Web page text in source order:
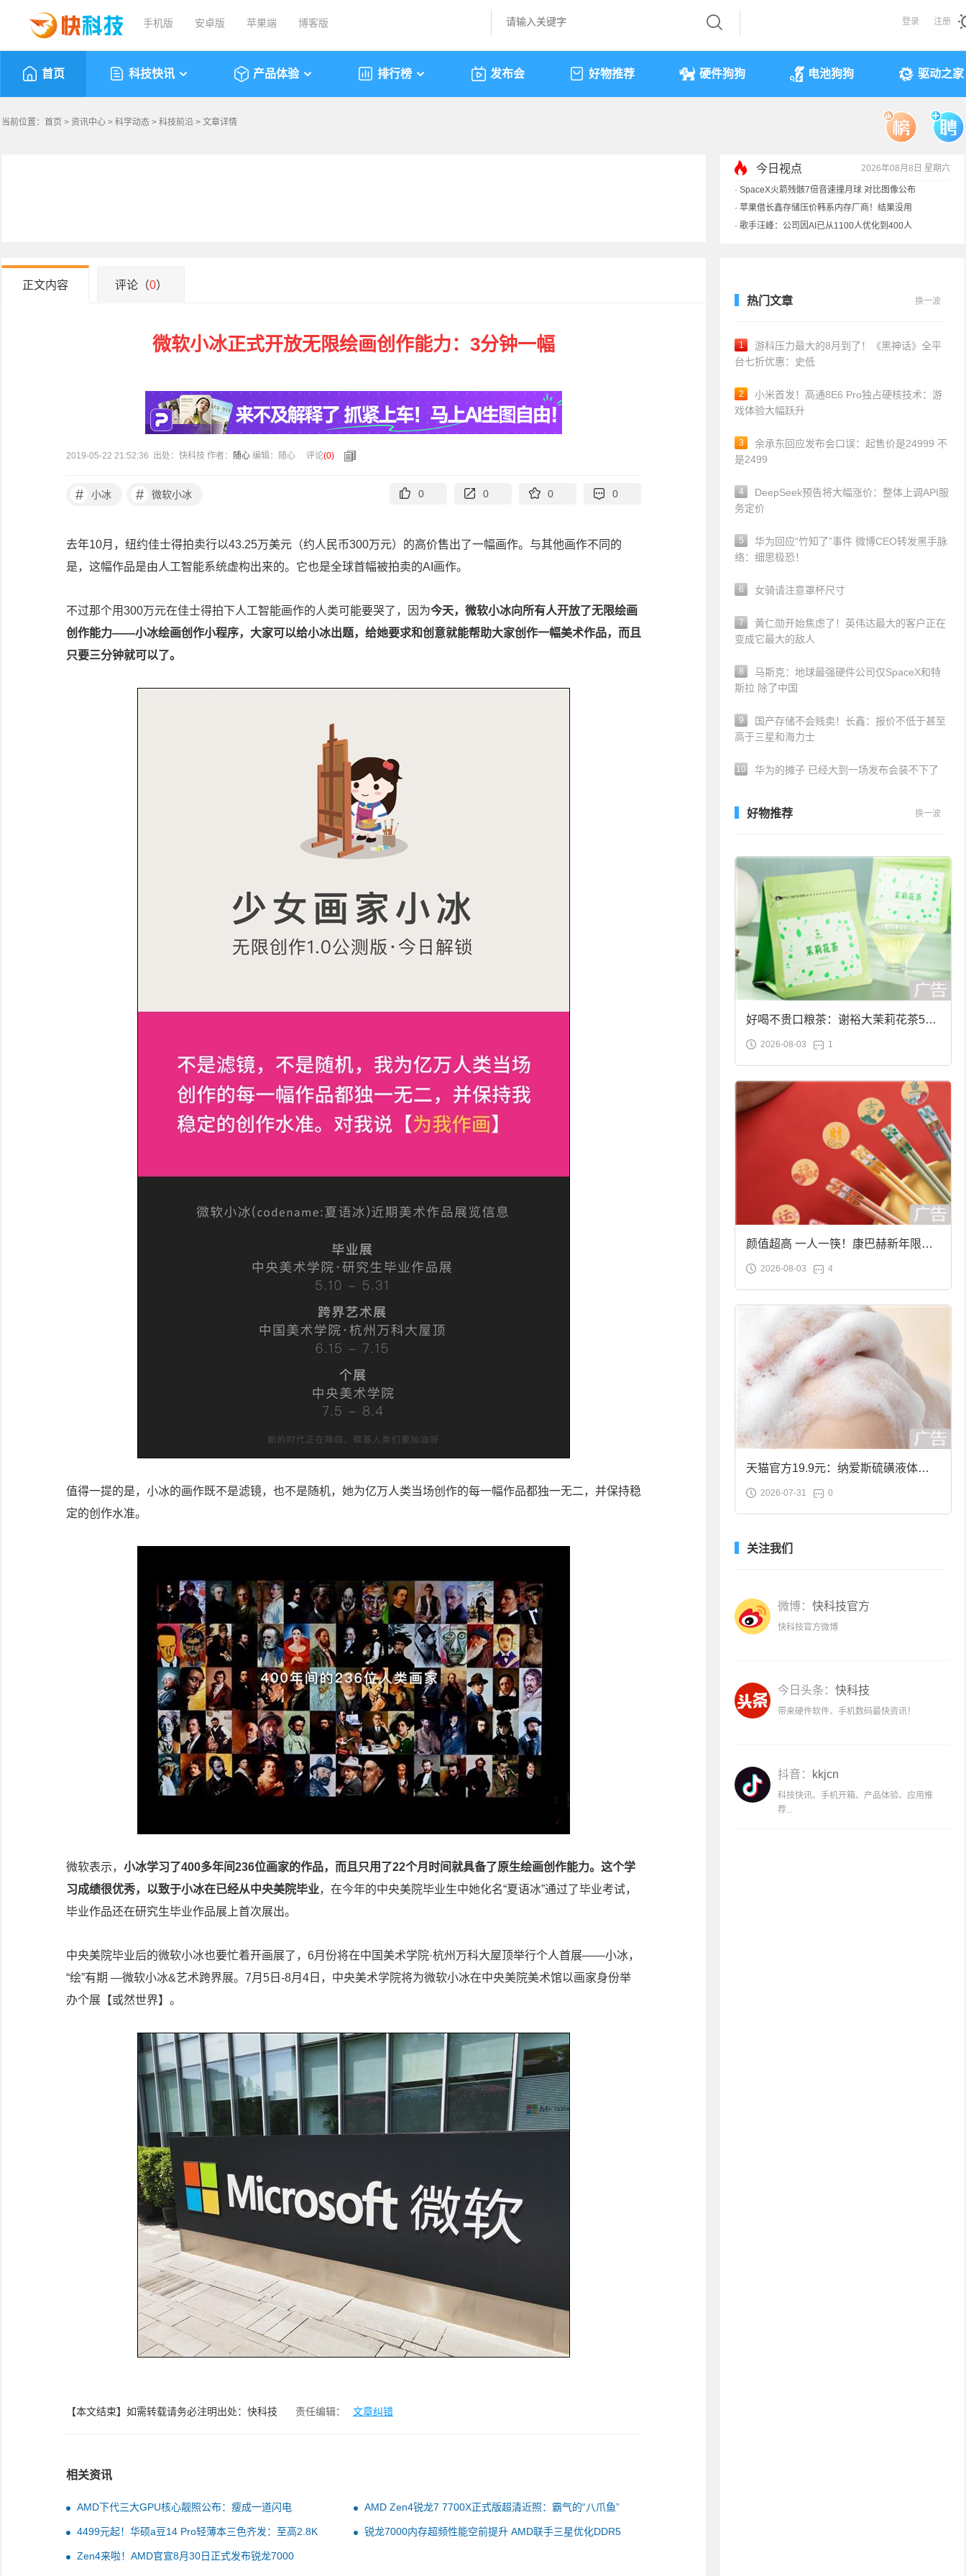
手机版 安卓版 苹果端 博客版 登录 注册
首页 科技快讯 产品体验 排行榜 发布会 好物推荐 硬件狗狗 电池狗狗 驱动之家
当前位置： 首页 > 资讯中心 > 科学动态 > 科技前沿 > 文章详情
今日视点 2026年08月8日 星期六
· SpaceX火箭残骸7倍音速撞月球 对比图像公布
· 苹果借长鑫存储压价韩系内存厂商！结果没用
· 歌手汪峰：公司因AI已从1100人优化到400人
正文内容 评论（0）
微软小冰正式开放无限绘画创作能力：3分钟一幅
2019-05-22 21:52:36 出处：快科技 作者： 随心 编辑：随心 评论(0)
# 小冰 # 微软小冰 0 0 0 0
去年10月，纽约佳士得拍卖行以43.25万美元（约人民币300万元）的高价售出了一幅画作。与其他画作不同的
是，这幅作品是由人工智能系统虚构出来的。它也是全球首幅被拍卖的AI画作。
不过那个用300万元在佳士得拍下人工智能画作的人类可能要哭了，因为今天，微软小冰向所有人开放了无限绘画
创作能力——小冰绘画创作小程序，大家可以给小冰出题，给她要求和创意就能帮助大家创作一幅美术作品，而且
只要三分钟就可以了。
值得一提的是，小冰的画作既不是滤镜，也不是随机，她为亿万人类当场创作的每一幅作品都独一无二，并保持稳
定的创作水准。
微软表示， 小冰学习了400多年间236位画家的作品，而且只用了22个月时间就具备了原生绘画创作能力。这个学
习成绩很优秀，以致于小冰在已经从中央美院毕业，在今年的中央美院毕业生中她化名“夏语冰”通过了毕业考试，
毕业作品还在研究生毕业作品展上首次展出。
中央美院毕业后的微软小冰也要忙着开画展了，6月份将在中国美术学院·杭州万科大屋顶举行个人首展——小冰，
“绘”有期 —微软小冰&艺术跨界展。7月5日-8月4日，中央美术学院将为微软小冰在中央美院美术馆以画家身份举
办个展【或然世界】。
【本文结束】如需转载请务必注明出处：快科技 责任编辑： 文章纠错
相关资讯
AMD下代三大GPU核心靓照公布：瘦成一道闪电 AMD Zen4锐龙7 7700X正式版超清近照：霸气的“八爪鱼”
4499元起！华硕a豆14 Pro轻薄本三色齐发：至高2.8K
OLED好屏
锐龙7000内存超频性能空前提升 AMD联手三星优化DDR5
Zen4来啦！AMD官宣8月30日正式发布锐龙7000
热门文章 换一波
1
游科压力最大的8月到了！《黑神话》全平
台七折优惠：史低
2
小米首发！高通8E6 Pro独占硬核技术：游
戏体验大幅跃升
3
余承东回应发布会口误：起售价是24999 不
是2499
4
DeepSeek预告将大幅涨价：整体上调API服
务定价
5
华为回应“竹知了”事件 微博CEO转发黑手脉
络：细思极恐！
6 女骑请注意罩杯尺寸
7
黄仁勋开始焦虑了！英伟达最大的客户正在
变成它最大的敌人
8
马斯克：地球最强硬件公司仅SpaceX和特
斯拉 除了中国
9
国产存储不会贱卖！长鑫：报价不低于甚至
高于三星和海力士
10 华为的摊子 已经大到一场发布会装不下了
好物推荐 换一波
好喝不贵口粮茶：谢裕大茉莉花茶50g
袋装9.9元到手
2026-08-03 1
颜值超高 一人一筷！康巴赫新年限定
合金筷子大促：19.9元
2026-08-03 4
天猫官方19.9元：纳爱斯硫磺液体香
皂2斤大促
2026-07-31 0
关注我们
微博： 快科技官方
快科技官方微博
今日头条： 快科技
带来硬件软件、手机数码最快资讯！
抖音： kkjcn
科技快讯、手机开箱、产品体验、应用推
荐...